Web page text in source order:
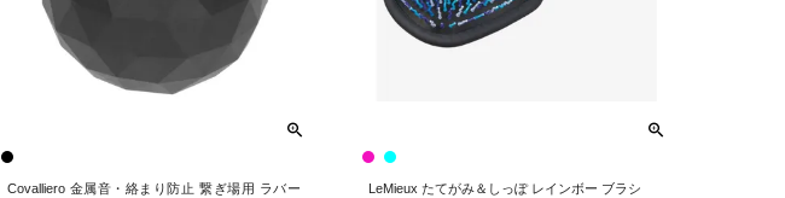
Covalliero 金属音・絡まり防止 繋ぎ場用 ラバー
LeMieux たてがみ＆しっぽ レインボー ブラシ